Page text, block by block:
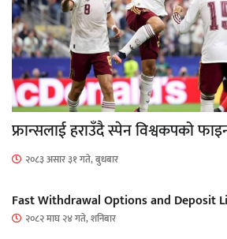
फ्रान्सलाई हराउँदै स्पेन विश्वकपको
२०८३ असार ३१ गते, बुधबार
Fast Withdrawal Options and Deposit
२०८२ माघ २४ गते, शनिबार